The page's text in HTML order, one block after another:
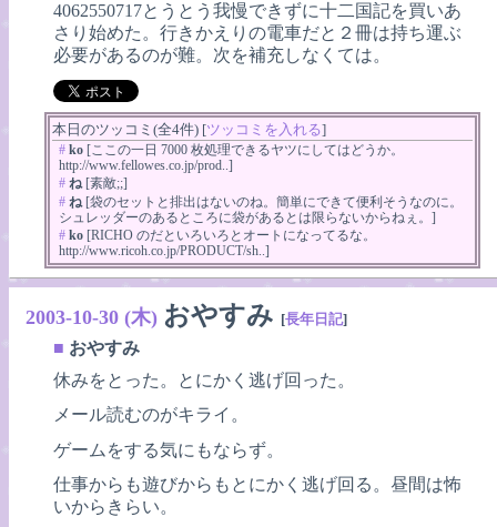
4062550717とうとう我慢できずに十二国記を買いあ
さり始めた。行きかえりの電車だと２冊は持ち運ぶ
必要があるのが難。次を補充しなくては。
本日のツッコミ(全4件) [ツッコミを入れる]
# ko [ここの一日 7000 枚処理できるヤツにしてはどうか。
http://www.fellowes.co.jp/prod..]
# ね[素敵;;]
# ね [袋のセットと排出はないのね。簡単にできて便利そうなのに。
シュレッダーのあるところに袋があるとは限らないからねぇ。]
# ko [RICHO のだといろいろとオートになってるな。
http://www.ricoh.co.jp/PRODUCT/sh..]
2003-10-30 (木) おやすみ [長年日記]
■ おやすみ
休みをとった。とにかく逃げ回った。
メール読むのがキライ。
ゲームをする気にもならず。
仕事からも遊びからもとにかく逃げ回る。昼間は怖
いからきらい。